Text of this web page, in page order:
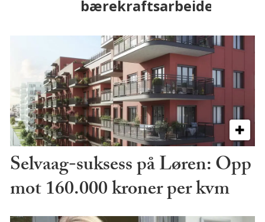
Selvaag-suksess på Løren: Opp
mot 160.000 kroner per kvm